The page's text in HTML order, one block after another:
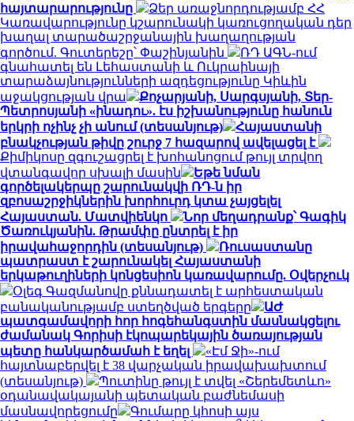
հայտարարությունը
Ձեր առաջնորդությամբ ՀՀ
Կառավարությունը կշարունակի կառուցողական դեր
խաղալ տարածաշրջանային խաղաղության
գործում. Գուտերեշը՝ Փաշինյանին
ՌԴ ԱԳՆ-ում
գնահատել են Լեհաստանի և Ուկրաինայի
տարաձայնությունների ազդեցությունը Կիևին
աջակցության վրա
Քոչարյանի, Սարգսյանի, Տեր-
Պետրոսյանի «ինադու». էս իշխանությունը հանուն
երկրի ոչինչ չի անում (տեսանյութ)
Հայաստանի
բնակչության թիվը շուրջ 7 հազարով ավելացել է
Քիմիկոսը զգուշացրել է խոհանոցում թույլ տրվող
վտանգավոր սխալի մասին
Եթե նման
գործելակերպը շարունակվի ՌԴ-ն իր
զբոսաշրջիկներին խորհուրդ կտա չայցելել
Հայաստան. Մատվիենկո
Նոր մեղադրանք՝ Գագիկ
Ծառուկյանին. Թրամփը ընտրել է իր
իրավահաջորդին (տեսանյութ)
Ռուսաստանը
պատրաստ է շարունակել Հայաստանի
երկաթուղիների կոնցեսիոն կառավարումը. Օվերչուկ
Օլեգ Գազմանովը քննադատել է արհեստական
բանականությամբ ստեղծված երգերը
ԱԺ
պատգամավորի հոր հոգեհանգստին մասնակցելու
ժամանակ Գորիսի էկոպարեկային ծառայության
պետը հանկարծամահ է եղել
«Էմ Ջի»-ում
հայտնաբերվել է 38 վարչական իրավախախտում
(տեսանյութ)
Պուտինը թույլ է տվել «Շերեմետևո»
օդանավակայանի պետական բաժնեմասի
մասնավորեցումը
Գումարը կհոսի այս